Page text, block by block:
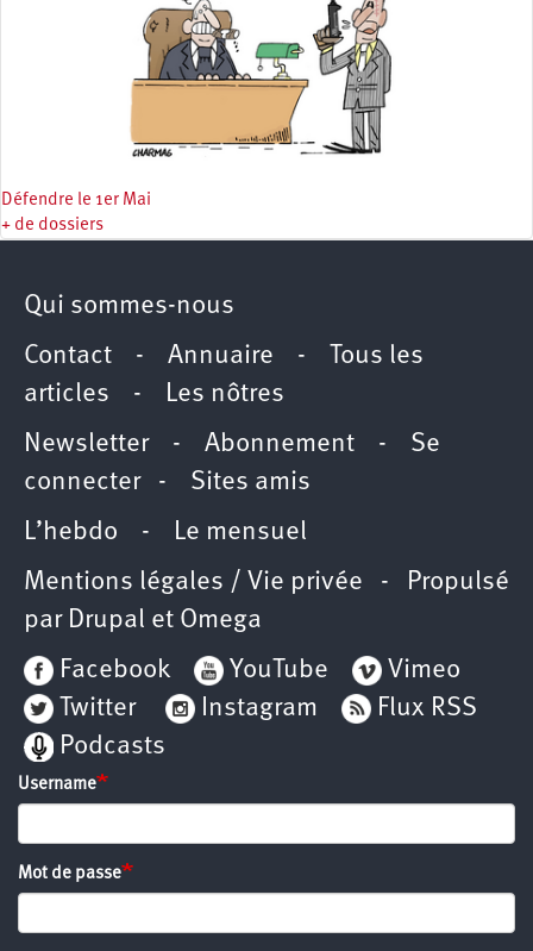
Défendre le 1er Mai
+ de dossiers
Qui sommes-nous
Contact - Annuaire -
Tous les
articles - Les nôtres
Newsletter- Abonnement - Se
connecter- Sites amis
L’hebdo - Le mensuel
Mentions légales / Vie privée - Propulsé
par Drupal et Omega
Facebook
YouTube
Vimeo
Twitter
Instagram
Flux RSS
Podcasts
Username
Mot de passe